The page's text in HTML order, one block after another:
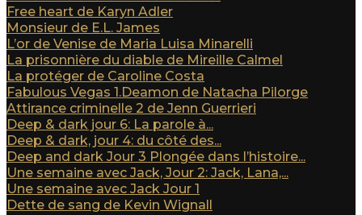
Free heart de Karyn Adler
Monsieur de E.L. James
L’or de Venise de Maria Luisa Minarelli
La prisonnière du diable de Mireille Calmel
La protéger de Caroline Costa
Fabulous Vegas 1.Deamon de Natacha Pilorge
Attirance criminelle 2 de Jenn Guerrieri
Deep & dark jour 6: La parole à...
Deep & dark, jour 4: du côté des...
Deep and dark Jour 3 Plongée dans l’histoire...
Une semaine avec Jack, Jour 2: Jack, Lana,...
Une semaine avec Jack Jour 1
Dette de sang de Kevin Wignall